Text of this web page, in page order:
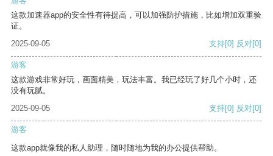
这款加速器app的安全性有待提高，可以加强防护措施，比如增加双重验
证。
2025-09-05
支持[0] 反对[0]
游客
这款游戏非常好玩，画面精美，玩法丰富。我已经玩了好几个小时，还
没有玩腻。
2025-09-05
支持[0] 反对[0]
游客
这款app就像我的私人助理，随时随地为我的办公提供帮助。